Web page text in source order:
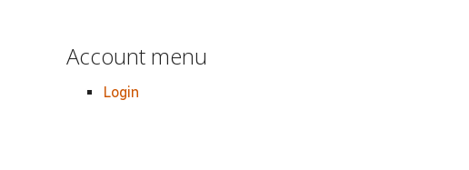
Account menu
Login